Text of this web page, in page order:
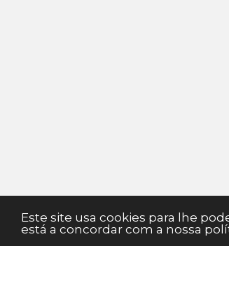
Este site usa cookies para lhe
está a concordar com a nossa